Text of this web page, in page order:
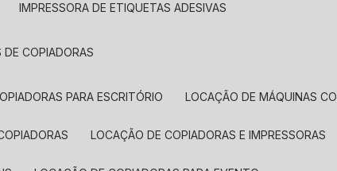
IMPRESSORA DE ETIQUETAS ADESIVAS
DE COPIADORAS
PARA ESCRITÓRIO LOCAÇÃO DE MÁQUINAS
LOCAÇÃO DE COPIADORAS E IMPRESSORAS